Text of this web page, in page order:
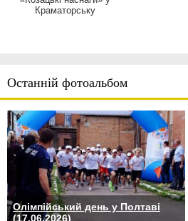
Останній фотоальбом
Олімпійський день у Полтаві
(17.06.2026)
Краматорську